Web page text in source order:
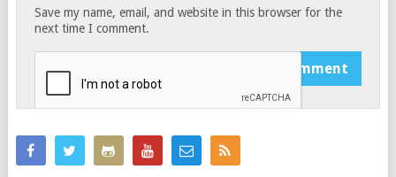
Save my name, email, and website in this browser for the
next time I comment.